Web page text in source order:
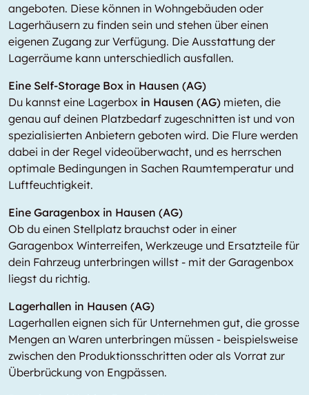
angeboten. Diese können in Wohngebäuden oder
Lagerhäusern zu finden sein und stehen über einen
eigenen Zugang zur Verfügung. Die Ausstattung der
Lagerräume kann unterschiedlich ausfallen.
Eine Self-Storage Box in Hausen (AG)
Du kannst eine Lagerbox in Hausen (AG) mieten, die
genau auf deinen Platzbedarf zugeschnitten ist und von
spezialisierten Anbietern geboten wird. Die Flure werden
dabei in der Regel videoüberwacht, und es herrschen
optimale Bedingungen in Sachen Raumtemperatur und
Luftfeuchtigkeit.
Eine Garagenbox in Hausen (AG)
Ob du einen Stellplatz brauchst oder in einer
Garagenbox Winterreifen, Werkzeuge und Ersatzteile für
dein Fahrzeug unterbringen willst - mit der Garagenbox
liegst du richtig.
Lagerhallen in Hausen (AG)
Lagerhallen eignen sich für Unternehmen gut, die grosse
Mengen an Waren unterbringen müssen - beispielsweise
zwischen den Produktionsschritten oder als Vorrat zur
Überbrückung von Engpässen.